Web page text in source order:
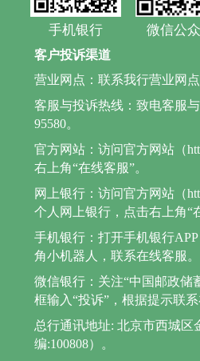
手机银行 微信公
客户投诉渠道
营业网点：联系我行营业网点
客服与投诉热线：致电客服
95580。
官方网站：访问官方网站（
右上角“在线客服”。
网上银行：访问官方网站（
个人网上银行，点击右上角“
手机银行：打开手机银行
角小机器人，联系在线客服。
微信银行：关注“中国邮政储
框输入“投诉”，根据提示联系
总行通讯地址: 北京市西城区
编:100808）。